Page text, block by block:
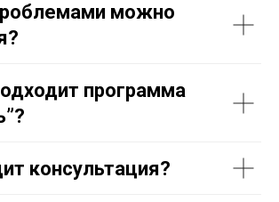
можно
программа
консультация?